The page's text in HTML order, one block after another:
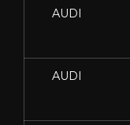
AUDI
AUDI